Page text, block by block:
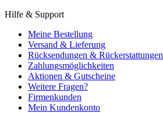
Hilfe & Support
Meine Bestellung
Versand & Lieferung
Rücksendungen & Rückerstattungen
Zahlungsmöglichkeiten
Aktionen & Gutscheine
Weitere Fragen?
Firmenkunden
Mein Kundenkonto